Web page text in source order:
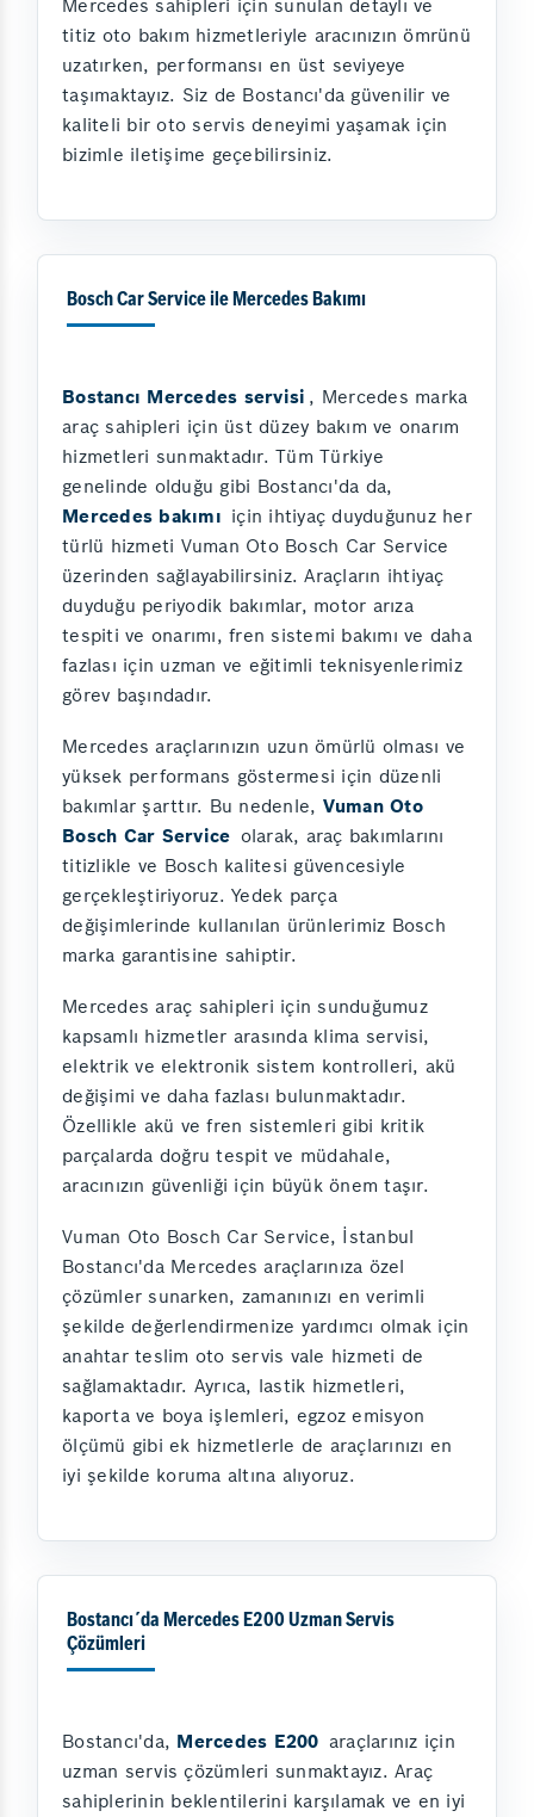
Mercedes sahipleri için sunulan detaylı ve
titiz oto bakım hizmetleriyle aracınızın ömrünü
uzatırken, performansı en üst seviyeye
taşımaktayız. Siz de Bostancı'da güvenilir ve
kaliteli bir oto servis deneyimi yaşamak için
bizimle iletişime geçebilirsiniz.
Bosch Car Service ile Mercedes Bakımı
Bostancı Mercedes servisi , Mercedes marka
araç sahipleri için üst düzey bakım ve onarım
hizmetleri sunmaktadır. Tüm Türkiye
genelinde olduğu gibi Bostancı'da da,
Mercedes bakımı için ihtiyaç duyduğunuz her
türlü hizmeti Vuman Oto Bosch Car Service
üzerinden sağlayabilirsiniz. Araçların ihtiyaç
duyduğu periyodik bakımlar, motor arıza
tespiti ve onarımı, fren sistemi bakımı ve daha
fazlası için uzman ve eğitimli teknisyenlerimiz
görev başındadır.
Mercedes araçlarınızın uzun ömürlü olması ve
yüksek performans göstermesi için düzenli
bakımlar şarttır. Bu nedenle, Vuman Oto
Bosch Car Service olarak, araç bakımlarını
titizlikle ve Bosch kalitesi güvencesiyle
gerçekleştiriyoruz. Yedek parça
değişimlerinde kullanılan ürünlerimiz Bosch
marka garantisine sahiptir.
Mercedes araç sahipleri için sunduğumuz
kapsamlı hizmetler arasında klima servisi,
elektrik ve elektronik sistem kontrolleri, akü
değişimi ve daha fazlası bulunmaktadır.
Özellikle akü ve fren sistemleri gibi kritik
parçalarda doğru tespit ve müdahale,
aracınızın güvenliği için büyük önem taşır.
Vuman Oto Bosch Car Service, İstanbul
Bostancı'da Mercedes araçlarınıza özel
çözümler sunarken, zamanınızı en verimli
şekilde değerlendirmenize yardımcı olmak için
anahtar teslim oto servis vale hizmeti de
sağlamaktadır. Ayrıca, lastik hizmetleri,
kaporta ve boya işlemleri, egzoz emisyon
ölçümü gibi ek hizmetlerle de araçlarınızı en
iyi şekilde koruma altına alıyoruz.
Bostancı´da Mercedes E200 Uzman Servis
Çözümleri
Bostancı'da, Mercedes E200 araçlarınız için
uzman servis çözümleri sunmaktayız. Araç
sahiplerinin beklentilerini karşılamak ve en iyi